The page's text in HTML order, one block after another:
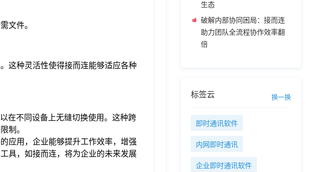
文件。
这种灵活性使得接而连能够适应各种
在不同设备上无缝切换使用。这种跨
制。
应用，企业能够提升工作效率，增强
具，如接而连，将为企业的未来发展
生态
破解内部协同困局：接而连
助力团队全流程协作效率翻
倍
标签云 换一换
即时通讯软件
内网即时通讯
企业即时通讯软件